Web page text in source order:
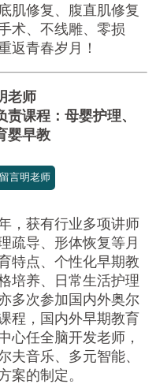
肌修复、腹直肌修复
术、不线雕、零损
返青春岁月！
老师
责课程：母婴护理、
婴早教
留言明老师
，获有行业多项讲师
疏导、形体恢复等月
特点、个性化早期教
培养、日常生活护理
多次参加国内外奥尔
程，国内外早期教育
心任全脑开发老师，
夫音乐、多元智能、
案的制定。